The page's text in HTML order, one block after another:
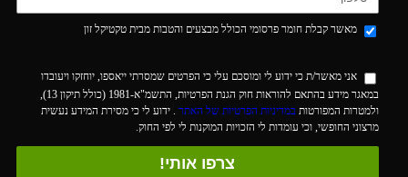
מאשר קבלת חומר פרסומי הכולל מבצעים והטבות מבית טקטיקל זון
אני מאשר/ת כי ידוע לי ומוסכם עלי כי הפרטים שמסרתי ייאספו, יוחזקו ויעובדו
במאגר מידע בהתאם להוראות חוק הגנת הפרטיות, התשמ"א-1981 (כולל תיקון 13),
ולמטרות המפורטות במדיניות הפרטיות של האתר
. ידוע לי כי מסירת המידע נעשית
מרצוני החופשי, וכי עומדות לי הזכויות המוקנות לי לפי החוק.
צרפו אותי!